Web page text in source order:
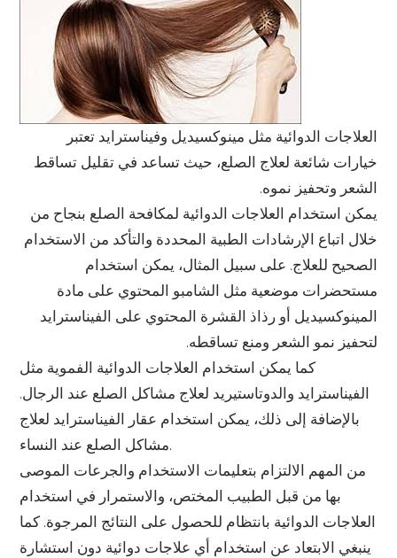
العلاجات الدوائية مثل مينوكسيديل وفيناسترايد تعتبر
خيارات شائعة لعلاج الصلع، حيث تساعد في تقليل تساقط
الشعر وتحفيز نموه.
يمكن استخدام العلاجات الدوائية لمكافحة الصلع بنجاح من
خلال اتباع الإرشادات الطبية المحددة والتأكد من الاستخدام
الصحيح للعلاج. على سبيل المثال، يمكن استخدام
مستحضرات موضعية مثل الشامبو المحتوي على مادة
المينوكسيديل أو رذاذ القشرة المحتوي على الفيناسترايد
لتحفيز نمو الشعر ومنع تساقطه.
كما يمكن استخدام العلاجات الدوائية الفموية مثل
الفيناسترايد والدوتاستيريد لعلاج مشاكل الصلع عند الرجال.
بالإضافة إلى ذلك، يمكن استخدام عقار الفيناسترايد لعلاج
مشاكل الصلع عند النساء.
من المهم الالتزام بتعليمات الاستخدام والجرعات الموصى
بها من قبل الطبيب المختص، والاستمرار في استخدام
العلاجات الدوائية بانتظام للحصول على النتائج المرجوة. كما
ينبغي الابتعاد عن استخدام أي علاجات دوائية دون استشارة